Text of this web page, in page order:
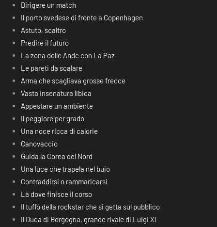
Dirigere un match
Il porto svedese di fronte a Copenhagen
Astuto, scaltro
Predire il futuro
La zona delle Ande con La Paz
Le pareti da scalare
Arma che scagliava grosse frecce
Vasta insenatura libica
Appestare un ambiente
Il peggiore per grado
Una noce ricca di calorie
Canovaccio
Guida la Corea del Nord
Una luce che trapela nel buio
Contraddirsi o rammaricarsi
Là dove finisce il corso
Il tuffo della rockstar che si getta sul pubblico
Il Duca di Borgogna, grande rivale di Luigi XI